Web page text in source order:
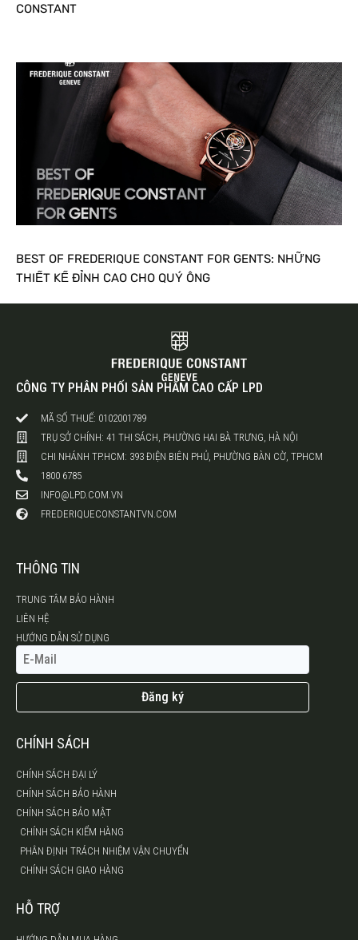
CONSTANT
BEST OF FREDERIQUE CONSTANT FOR GENTS: NHỮNG
THIẾT KẾ ĐỈNH CAO CHO QUÝ ÔNG
CÔNG TY PHÂN PHỐI SẢN PHẨM CAO CẤP LPD
MÃ SỐ THUẾ: 0102001789
TRỤ SỞ CHÍNH: 41 THI SÁCH, PHƯỜNG HAI BÀ TRƯNG, HÀ NỘI
CHI NHÁNH TP.HCM: 393 ĐIỆN BIÊN PHỦ, PHƯỜNG BÀN CỜ, TPHCM
1800 6785
INFO@LPD.COM.VN
FREDERIQUECONSTANTVN.COM
THÔNG TIN
TRUNG TÂM BẢO HÀNH
LIÊN HỆ
HƯỚNG DẪN SỬ DỤNG
Đăng ký
CHÍNH SÁCH
CHÍNH SÁCH ĐẠI LÝ
CHÍNH SÁCH BẢO HÀNH
CHÍNH SÁCH BẢO MẬT
CHÍNH SÁCH KIỂM HÀNG
PHÂN ĐỊNH TRÁCH NHIỆM VẬN CHUYỂN
CHÍNH SÁCH GIAO HÀNG
HỖ TRỢ